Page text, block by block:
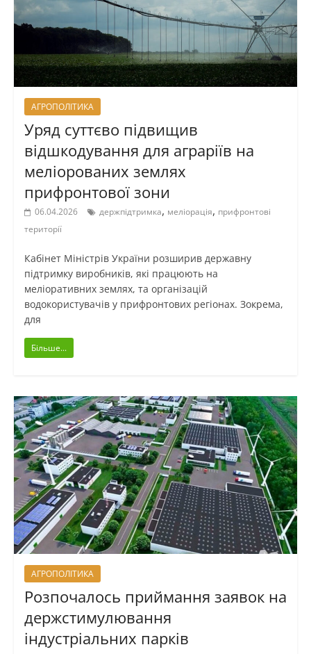
АГРОПОЛІТИКА
Уряд суттєво підвищив
відшкодування для аграріїв на
меліорованих землях
прифронтової зони
06.04.2026 держпідтримка, меліорація, прифронтові
території
Кабінет Міністрів України розширив державну
підтримку виробників, які працюють на
меліоративних землях, та організацій
водокористувачів у прифронтових регіонах. Зокрема,
для
Більше...
АГРОПОЛІТИКА
Розпочалось приймання заявок на
держстимулювання
індустріальних парків